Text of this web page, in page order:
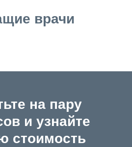
врачи
на пару
и узнайте
стоимость